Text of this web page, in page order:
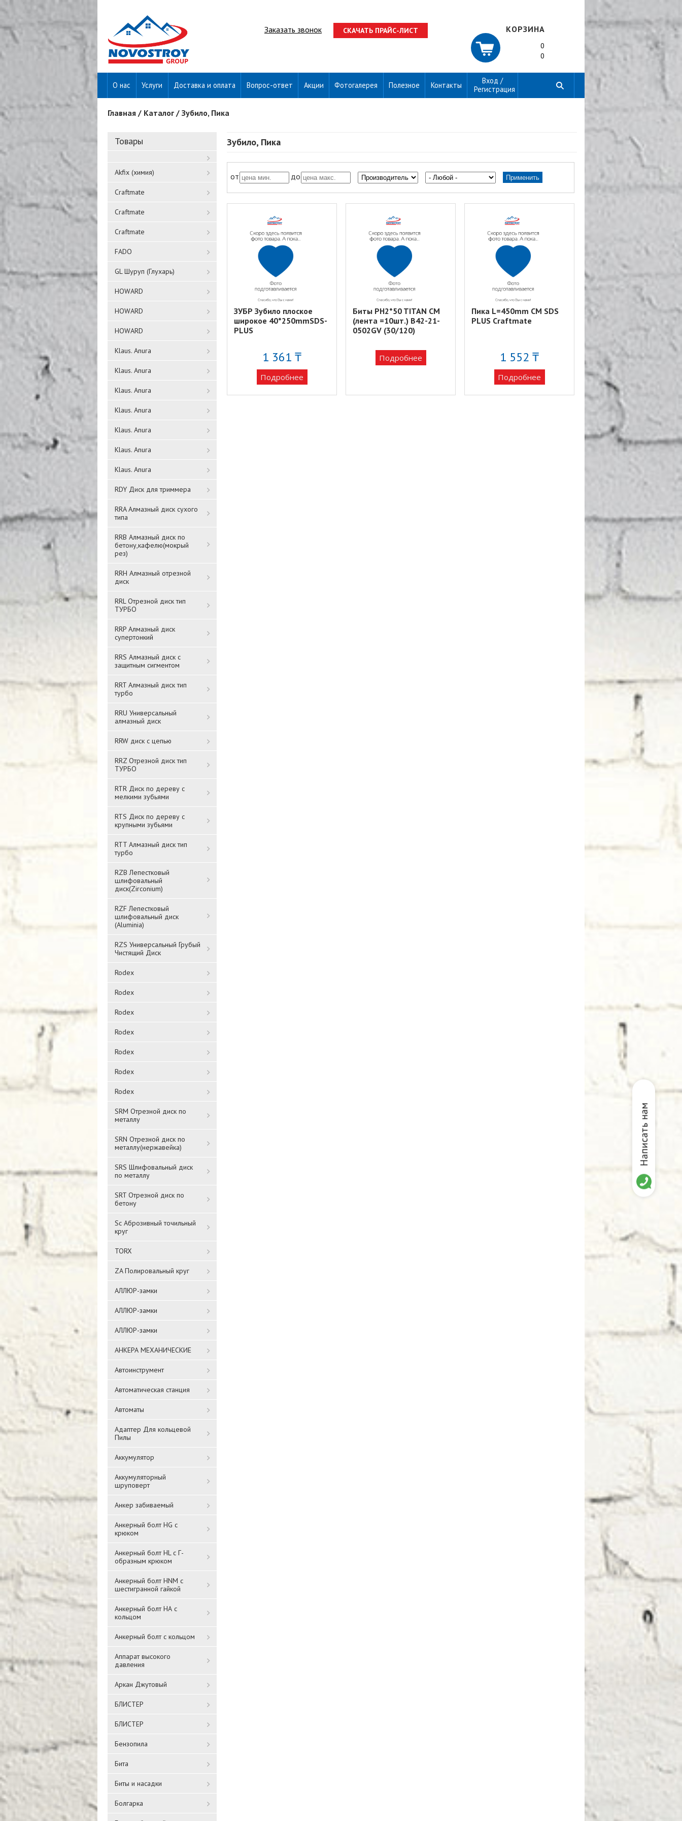
Заказать звонок СКАЧАТЬ ПРАЙС-ЛИСТ КОРЗИНА
0
0
О нас Услуги Доставка и оплата Вопрос-ответ Акции Фотогалерея Полезное Контакты
Вход /
Регистрация
Вы здесь
Главная / Каталог / Зубило, Пика
Товары
Akfix (химия)
Craftmate
Craftmate
Craftmate
FADO
GL Шуруп (Глухарь)
HOWARD
HOWARD
HOWARD
Klaus. Anura
Klaus. Anura
Klaus. Anura
Klaus. Anura
Klaus. Anura
Klaus. Anura
Klaus. Anura
RDY Диск для триммера
RRA Алмазный диск сухого
типа
RRB Алмазный диск по
бетону,кафелю(мокрый
рез)
RRH Алмазный отрезной
диск
RRL Отрезной диск тип
ТУРБО
RRP Алмазный диск
супертонкий
RRS Алмазный диск с
защитным сигментом
RRT Алмазный диск тип
турбо
RRU Универсальный
алмазный диск
RRW диск с цепью
RRZ Отрезной диск тип
ТУРБО
RTR Диск по дереву с
мелкими зубьями
RTS Диск по дереву с
крупными зубьями
RTT Алмазный диск тип
турбо
RZB Лепестковый
шлифовальный
диск(Zirconium)
RZF Лепестковый
шлифовальный диск
(Aluminia)
RZS Универсальный Грубый
Чистящий Диск
Rodex
Rodex
Rodex
Rodex
Rodex
Rodex
Rodex
SRM Отрезной диск по
металлу
SRN Отрезной диск по
металлу(нержавейка)
SRS Шлифовальный диск
по металлу
SRT Отрезной диск по
бетону
Sc Аброзивный точильный
круг
TORX
ZA Полировальный круг
АЛЛЮР-замки
АЛЛЮР-замки
АЛЛЮР-замки
АНКЕРА МЕХАНИЧЕСКИЕ
Автоинструмент
Автоматическая станция
Автоматы
Адаптер Для кольцевой
Пилы
Аккумулятор
Аккумуляторный
шруповерт
Анкер забиваемый
Анкерный болт HG с
крюком
Анкерный болт HL с Г-
образным крюком
Анкерный болт HNM с
шестигранной гайкой
Анкерный болт НА с
кольцом
Анкерный болт с кольцом
Аппарат высокого
давления
Аркан Джутовый
БЛИСТЕР
БЛИСТЕР
Бензопила
Бита
Биты и насадки
Болгарка
Зубило, Пика
от до
ЗУБР Зубило плоское
широкое 40*250mmSDS-
PLUS
1 361 ₸
Подробнее
Биты PH2*50 TITAN CM
(лента =10шт.) B42-21-
0502GV (30/120)
Подробнее
Пика L=450mm CM SDS
PLUS Craftmate
1 552 ₸
Подробнее
Написать нам